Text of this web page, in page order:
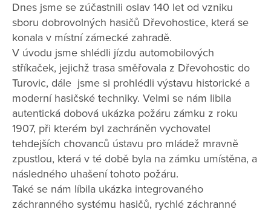
Dnes jsme se zúčastnili oslav 140 let od vzniku
sboru dobrovolných hasičů Dřevohostice, která se
konala v místní zámecké zahradě.
V úvodu jsme shlédli jízdu automobilových
stříkaček, jejichž trasa směřovala z Dřevohostic do
Turovic, dále jsme si prohlédli výstavu historické a
moderní hasičské techniky. Velmi se nám libila
autentická dobová ukázka požáru zámku z roku
1907, při kterém byl zachráněn vychovatel
tehdejších chovanců ústavu pro mládež mravně
zpustlou, která v té době byla na zámku umístěna, a
následného uhašení tohoto požáru.
Také se nám líbila ukázka integrovaného
záchranného systému hasičů, rychlé záchranné